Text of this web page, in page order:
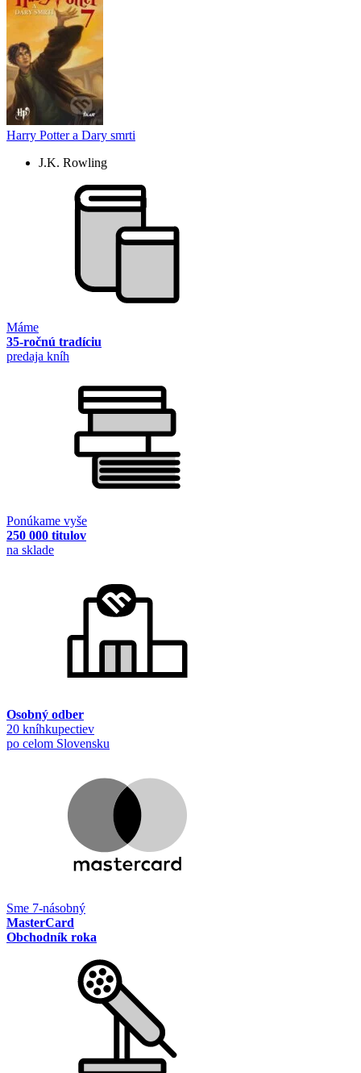
Harry Potter a Dary smrti
J.K. Rowling
Máme
35-ročnú tradíciu
predaja kníh
Ponúkame vyše
250 000 titulov
na sklade
Osobný odber
20 kníhkupectiev
po celom Slovensku
Sme 7-násobný
MasterCard
Obchodník roka